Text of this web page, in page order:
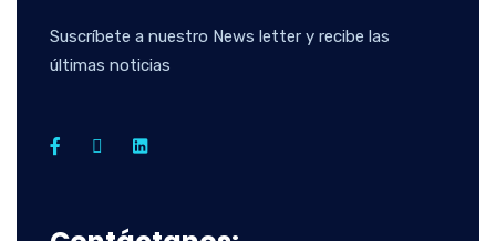
Suscríbete a nuestro News letter y recibe las
últimas noticias